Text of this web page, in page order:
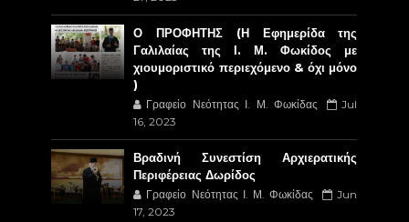
Ο ΠΡΟΦΗΤΗΣ (Η Εφημερίδα της
Γαλιλαίας της Ι. Μ. Φωκίδος με
χιουμοριστικό περιεχόμενο & όχι μόνο
)
Γραφείο Νεότητας Ι. Μ. Φωκίδας
Jul
16, 2023
Βραδινή Συνεστίση Αρχιερατικής
Περιφέρειας Δωρίδος
Γραφείο Νεότητας Ι. Μ. Φωκίδας
Jun
17, 2023